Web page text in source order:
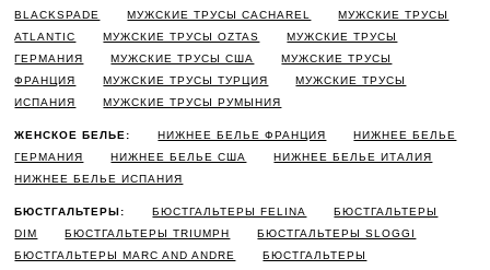
BLACKSPADE
МУЖСКИЕ ТРУСЫ CACHAREL
МУЖСКИЕ ТРУСЫ
ATLANTIC
МУЖСКИЕ ТРУСЫ OZTAS
МУЖСКИЕ ТРУСЫ
ГЕРМАНИЯ
МУЖСКИЕ ТРУСЫ США
МУЖСКИЕ ТРУСЫ
ФРАНЦИЯ
МУЖСКИЕ ТРУСЫ ТУРЦИЯ
МУЖСКИЕ ТРУСЫ
ИСПАНИЯ
МУЖСКИЕ ТРУСЫ РУМЫНИЯ
ЖЕНСКОЕ БЕЛЬЕ: НИЖНЕЕ БЕЛЬЕ ФРАНЦИЯ
НИЖНЕЕ БЕЛЬЕ
ГЕРМАНИЯ
НИЖНЕЕ БЕЛЬЕ США
НИЖНЕЕ БЕЛЬЕ ИТАЛИЯ
НИЖНЕЕ БЕЛЬЕ ИСПАНИЯ
БЮСТГАЛЬТЕРЫ: БЮСТГАЛЬТЕРЫ FELINA
БЮСТГАЛЬТЕРЫ
DIM
БЮСТГАЛЬТЕРЫ TRIUMPH
БЮСТГАЛЬТЕРЫ SLOGGI
БЮСТГАЛЬТЕРЫ MARC AND ANDRE
БЮСТГАЛЬТЕРЫ